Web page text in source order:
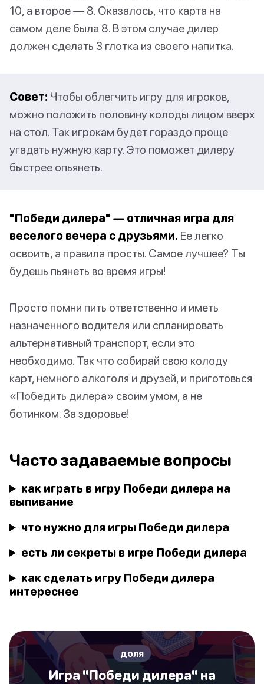
10, а второе — 8. Оказалось, что карта на
самом деле была 8. В этом случае дилер
должен сделать 3 глотка из своего напитка.
Совет: Чтобы облегчить игру для игроков,
можно положить половину колоды лицом вверх
на стол. Так игрокам будет гораздо проще
угадать нужную карту. Это поможет дилеру
быстрее опьянеть.
"Победи дилера" — отличная игра для
веселого вечера с друзьями. Ее легко
освоить, а правила просты. Самое лучшее? Ты
будешь пьянеть во время игры!
Просто помни пить ответственно и иметь
назначенного водителя или спланировать
альтернативный транспорт, если это
необходимо. Так что собирай свою колоду
карт, немного алкоголя и друзей, и приготовься
«Победить дилера» своим умом, а не
ботинком. За здоровье!
Часто задаваемые вопросы
как играть в игру Победи дилера на
выпивание
что нужно для игры Победи дилера
есть ли секреты в игре Победи дилера
как сделать игру Победи дилера
интереснее
доля
Игра "Победи дилера" на